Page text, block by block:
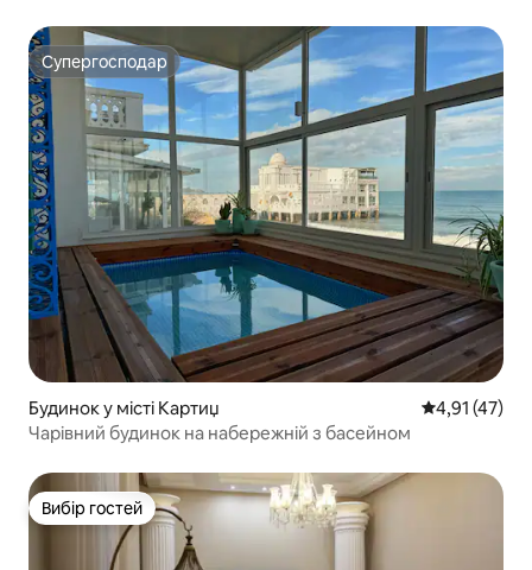
Супергосподар
Супергосподар
Будинок у місті Картиџ Середня
4,91 (47)
Чарівний будинок на набережній з басейном
Вибір гостей
Вибір гостей